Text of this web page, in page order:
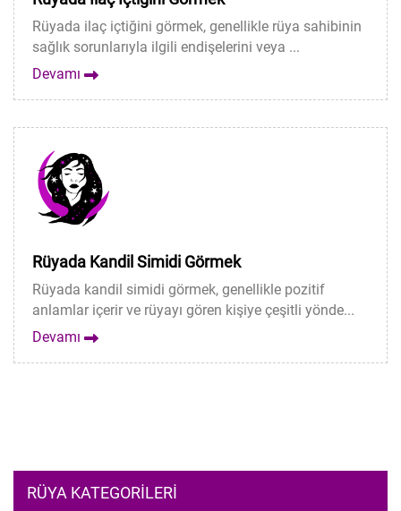
Rüyada ilaç içtiğini görmek, genellikle rüya sahibinin
sağlık sorunlarıyla ilgili endişelerini veya ...
Devamı
Rüyada Kandil Simidi Görmek
Rüyada kandil simidi görmek, genellikle pozitif
anlamlar içerir ve rüyayı gören kişiye çeşitli yönde...
Devamı
RÜYA KATEGORILERI